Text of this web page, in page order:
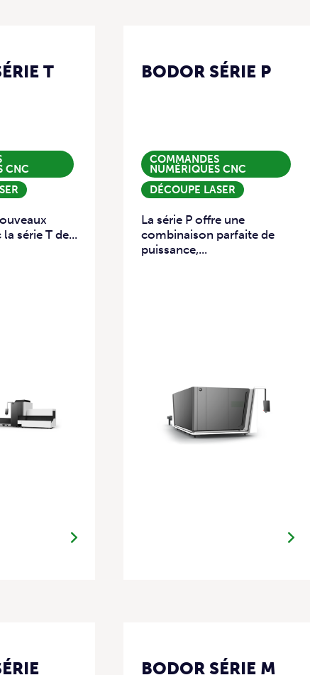
T
CNC
série T de...
BODOR SÉRIE P
COMMANDES
NUMÉRIQUES CNC
DÉCOUPE LASER
La série P offre une
combinaison parfaite de
puissance,...
BODOR SÉRIE M